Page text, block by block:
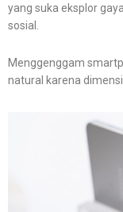
yang suka eksplor
sosial.
Menggenggam
natural karena